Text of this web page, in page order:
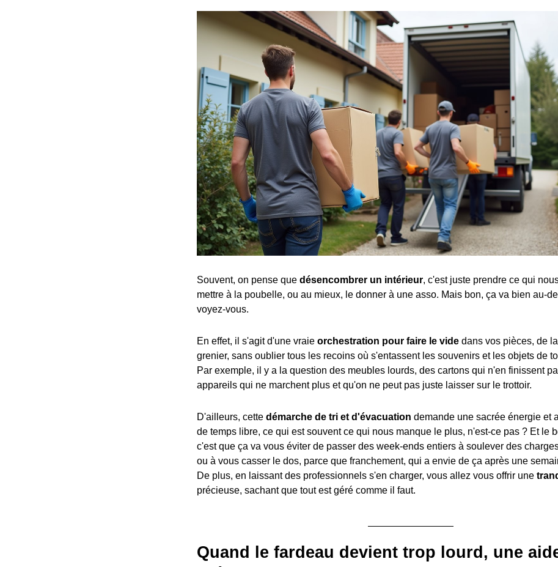
Souvent, on pense que désencombrer un intérieur, c'est juste prendre ce qui
mettre à la poubelle, ou au mieux, le donner à une asso. Mais bon, ça va bien au-
voyez-vous.
En effet, il s'agit d'une vraie orchestration pour faire le vide dans vos pièces, de
grenier, sans oublier tous les recoins où s'entassent les souvenirs et les objets de
Par exemple, il y a la question des meubles lourds, des cartons qui n'en finissent
appareils qui ne marchent plus et qu'on ne peut pas juste laisser sur le trottoir.
D'ailleurs, cette démarche de tri et d'évacuation demande une sacrée énergie et
de temps libre, ce qui est souvent ce qui nous manque le plus, n'est-ce pas ? Et le
c'est que ça va vous éviter de passer des week-ends entiers à soulever des
ou à vous casser le dos, parce que franchement, qui a envie de ça après une
De plus, en laissant des professionnels s'en charger, vous allez vous offrir une
précieuse, sachant que tout est géré comme il faut.
Quand le fardeau devient trop lourd, une